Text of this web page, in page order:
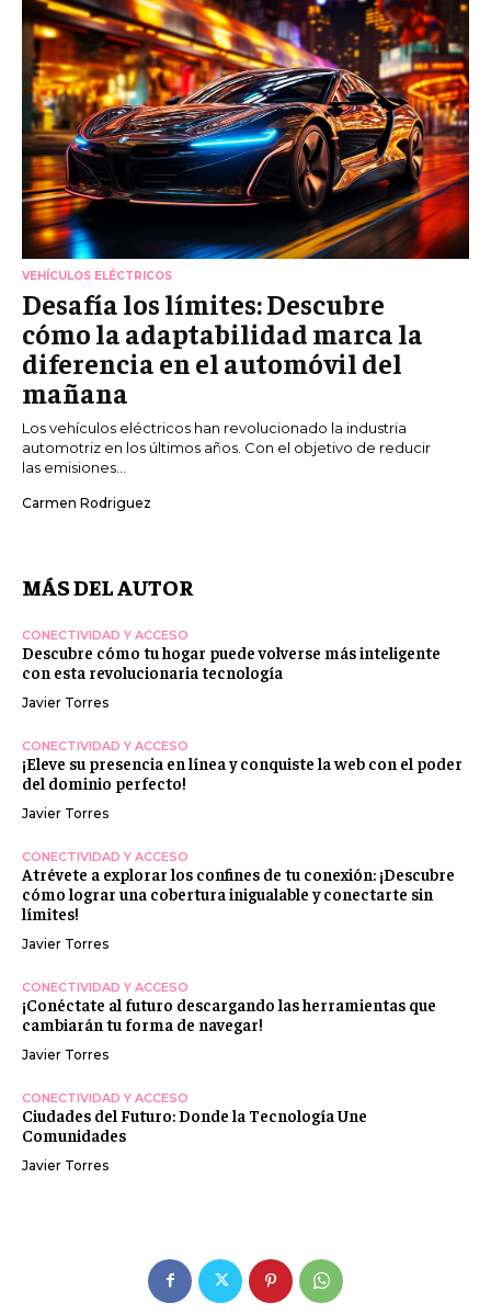
VEHÍCULOS ELÉCTRICOS
Desafía los límites: Descubre
cómo la adaptabilidad marca la
diferencia en el automóvil del
mañana
Los vehículos eléctricos han revolucionado la industria
automotriz en los últimos años. Con el objetivo de reducir
las emisiones...
Carmen Rodriguez
MÁS DEL AUTOR
CONECTIVIDAD Y ACCESO
Descubre cómo tu hogar puede volverse más inteligente
con esta revolucionaria tecnología
Javier Torres
CONECTIVIDAD Y ACCESO
¡Eleve su presencia en línea y conquiste la web con el poder
del dominio perfecto!
Javier Torres
CONECTIVIDAD Y ACCESO
Atrévete a explorar los confines de tu conexión: ¡Descubre
cómo lograr una cobertura inigualable y conectarte sin
límites!
Javier Torres
CONECTIVIDAD Y ACCESO
¡Conéctate al futuro descargando las herramientas que
cambiarán tu forma de navegar!
Javier Torres
CONECTIVIDAD Y ACCESO
Ciudades del Futuro: Donde la Tecnología Une
Comunidades
Javier Torres